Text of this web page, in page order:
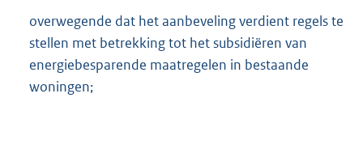
overwegende dat het aanbeveling verdient regels te
stellen met betrekking tot het subsidiëren van
energiebesparende maatregelen in bestaande
woningen;